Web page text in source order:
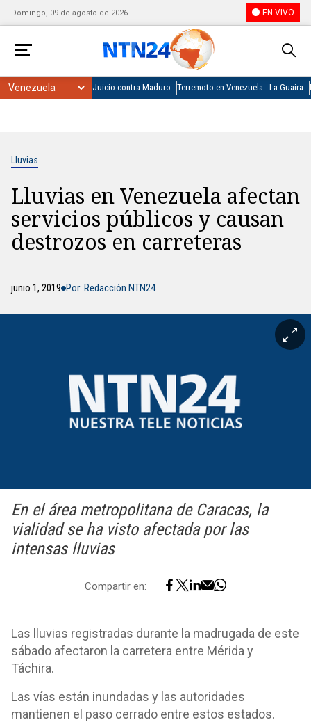
Domingo, 09 de agosto de 2026 EN VIVO
Juicio contra Maduro Terremoto en Venezuela La Guaira
Lluvias
Lluvias en Venezuela afectan
servicios públicos y causan
destrozos en carreteras
junio 1, 2019 Por: Redacción NTN24
En el área metropolitana de Caracas, la
vialidad se ha visto afectada por las
intensas lluvias
Compartir en:
Las lluvias registradas durante la madrugada de este
sábado afectaron la carretera entre Mérida y
Táchira.
Las vías están inundadas y las autoridades
mantienen el paso cerrado entre estos estados.